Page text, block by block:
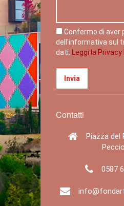
Confermo di aver
dell'informativa sul
dati.
Leggi la
Contatti
Piazza del
0587